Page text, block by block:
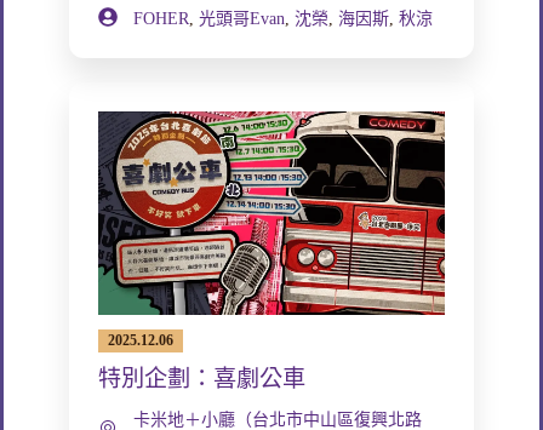
FOHER, 光頭哥Evan, 沈榮, 海因斯, 秋涼
2025.12.06
特別企劃：喜劇公車
卡米地＋小廳（台北市中山區復興北路